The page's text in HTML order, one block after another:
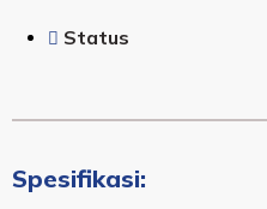
Status
Spesifikasi: